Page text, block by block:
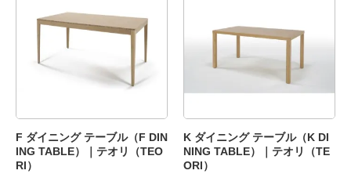
F ダイニング テーブル（F DIN
ING TABLE）｜テオリ（TEO
RI）
K ダイニング テーブル（K DI
NING TABLE）｜テオリ（TE
ORI）